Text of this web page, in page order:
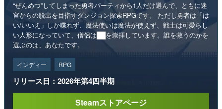
“ぜんめつ”してしまった勇者パーティから1人だけ選んで、ともに迷
宮からの脱出を目指すダンジョン探索RPGです。 ただし勇者は「は
い/いいえ」しか喋れず、魔法使いは魔法が使えず、戦士は可愛らし
い人形になっていて、僧侶は██を崇拝しています。誰を救うのかを
選ぶのは、あなたです。
インディー RPG
リリース日：2026年第4四半期
Steamストアページ